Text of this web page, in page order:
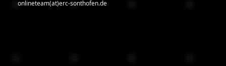
onlineteam(at)erc-sonthofen.de